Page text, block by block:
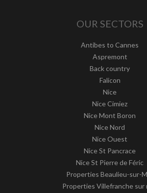
OUR SECTORS
Antibes to Cannes
Aspremont
Back country
Falicon
Nice
Nice Cimiez
Nice Mont Boron
Nice Nord
Nice Ouest
Nice St Pancrace
Nice St Pierre de Féric
Properties Beaulieu-sur-
Properties Villefranche sur